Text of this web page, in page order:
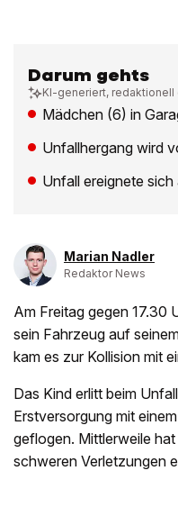
Darum gehts
KI-generiert,
Mädchen (6) in
Unfallhergang wird
Unfall ereignete
Marian Nadler
Redaktor News
Am Freitag gegen 17.30
sein Fahrzeug auf
kam es zur Kollision mit
Das Kind erlitt beim
Erstversorgung mit
geflogen. Mittlerweile
schweren Verletzungen